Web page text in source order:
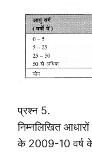
प्रश्न 5.
निम्नलिखित
के 2009-10 वर्ष के